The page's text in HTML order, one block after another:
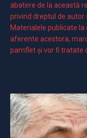
abatere de la această
privind dreptul de autor
Materialele publicate
aferente acestora,
pamflet și vor fi tratate